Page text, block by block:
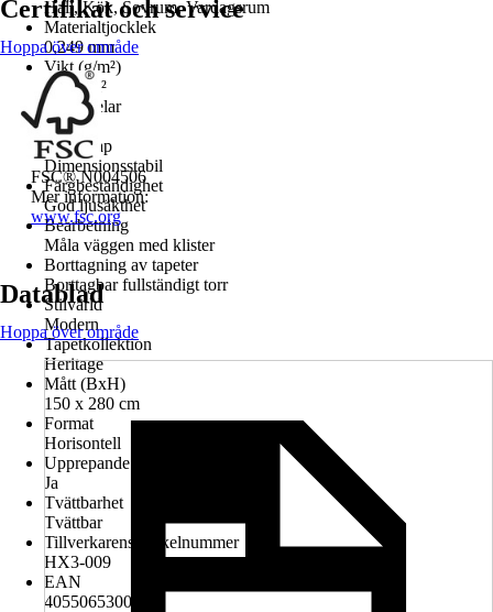
Hall, Kök, Sovrum, Vardagsrum
Materialtjocklek
0,249 mm
Vikt (g/m²)
150 g/m²
Antal delar
3
Egenskap
Dimensionsstabil
Färgbeständighet
God ljusäkthet
Bearbetning
Måla väggen med klister
Borttagning av tapeter
Borttagbar fullständigt torr
Stilvärld
Modern
Tapetkollektion
Heritage
Mått (BxH)
150 x 280 cm
Format
Horisontell
Upprepande design
Ja
Tvättbarhet
Tvättbar
Tillverkarens artikelnummer
HX3-009
EAN
4055065300097
Certifikat och service
Hoppa över område
FSC® N004506
Mer information:
www.fsc.org
Datablad
Hoppa över område